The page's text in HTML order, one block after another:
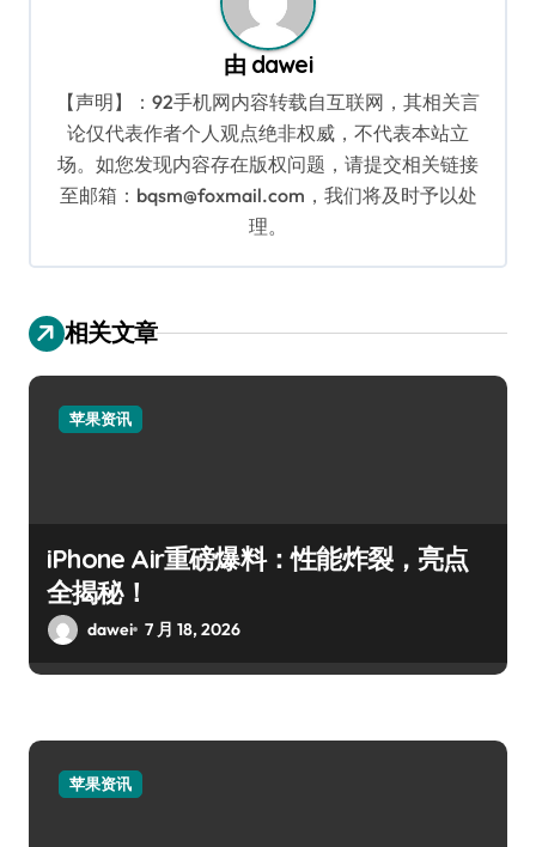
由 dawei
【声明】：92手机网内容转载自互联网，其相关言
论仅代表作者个人观点绝非权威，不代表本站立
场。如您发现内容存在版权问题，请提交相关链接
至邮箱：bqsm@foxmail.com，我们将及时予以处
理。
相关文章
苹果资讯
iPhone Air重磅爆料：性能炸裂，亮点
全揭秘！
dawei 7 月 18, 2026
苹果资讯